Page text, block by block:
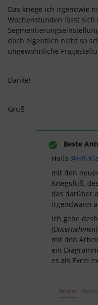
Das kriege ich irgendwie
Wochenstunden lässt sich
doch eigentlich nicht so
ungewohnliche
Danke!
Gruß
Beste
Hallo ​ @HR-
mit den
Kriegsfuß,
das darüber
irgendwann
Ich gehe
(Unternehmen
mit den
ein
es als Excel